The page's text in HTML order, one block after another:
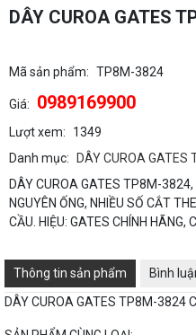
DÂY CUROA GATES
Mã sản phẩm: TP8M-3824
Giá: 0989169900
Lượt xem:
1349
Danh mục:
DÂY CUROA GATES
DÂY CUROA GATES TP8M-
NGUYÊN ỐNG, NHIỀU SỐ CẮT
CẦU. HIỆU: GATES CHÍNH HÃNG,
Thông tin sản phẩm
Bình
DÂY CUROA GATES TP8M-3824